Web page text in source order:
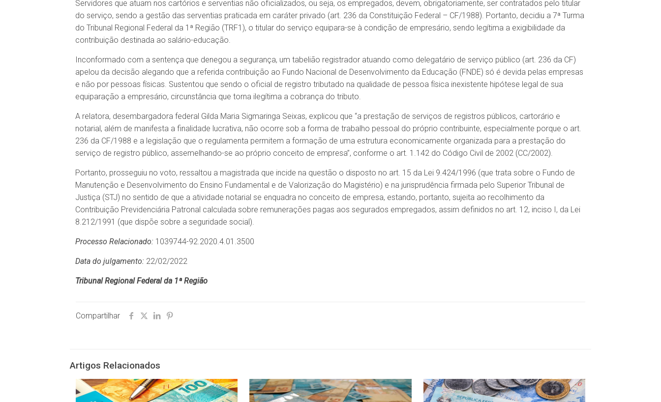
Servidores que atuam nos cartórios e serventias não oficializados, ou seja, os empregados, devem, obrigatoriamente, ser contratados pelo titular
do serviço, sendo a gestão das serventias praticada em caráter privado (art. 236 da Constituição Federal – CF/1988). Portanto, decidiu a 7ª Turma
do Tribunal Regional Federal da 1ª Região (TRF1), o titular do serviço equipara-se à condição de empresário, sendo legítima a exigibilidade da
contribuição destinada ao salário-educação.
Inconformado com a sentença que denegou a segurança, um tabelião registrador atuando como delegatário de serviço público (art. 236 da CF)
apelou da decisão alegando que a referida contribuição ao Fundo Nacional de Desenvolvimento da Educação (FNDE) só é devida pelas empresas
e não por pessoas físicas. Sustentou que sendo o oficial de registro tributado na qualidade de pessoa física inexistente hipótese legal de sua
equiparação a empresário, circunstância que torna ilegítima a cobrança do tributo.
A relatora, desembargadora federal Gilda Maria Sigmaringa Seixas, explicou que “a prestação de serviços de registros públicos, cartorário e
notarial, além de manifesta a finalidade lucrativa, não ocorre sob a forma de trabalho pessoal do próprio contribuinte, especialmente porque o art.
236 da CF/1988 e a legislação que o regulamenta permitem a formação de uma estrutura economicamente organizada para a prestação do
serviço de registro público, assemelhando-se ao próprio conceito de empresa”, conforme o art. 1.142 do Código Civil de 2002 (CC/2002).
Portanto, prosseguiu no voto, ressaltou a magistrada que incide na questão o disposto no art. 15 da Lei 9.424/1996 (que trata sobre o Fundo de
Manutenção e Desenvolvimento do Ensino Fundamental e de Valorização do Magistério) e na jurisprudência firmada pelo Superior Tribunal de
Justiça (STJ) no sentido de que a atividade notarial se enquadra no conceito de empresa, estando, portanto, sujeita ao recolhimento da
Contribuição Previdenciária Patronal calculada sobre remunerações pagas aos segurados empregados, assim definidos no art. 12, inciso I, da Lei
8.212/1991 (que dispõe sobre a seguridade social).
Processo Relacionado:1039744-92.2020.4.01.3500
Data do julgamento:22/02/2022
Tribunal Regional Federal da 1ª Região
Compartilhar
Artigos Relacionados